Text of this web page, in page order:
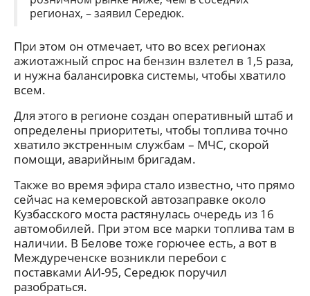
регионах, – заявил Середюк.
При этом он отмечает, что во всех регионах
ажиотажный спрос на бензин взлетел в 1,5 раза,
и нужна балансировка системы, чтобы хватило
всем.
Для этого в регионе создан оперативный штаб и
определены приоритеты, чтобы топлива точно
хватило экстренным службам – МЧС, скорой
помощи, аварийным бригадам.
Также во время эфира стало известно, что прямо
сейчас на кемеровской автозаправке около
Кузбасского моста растянулась очередь из 16
автомобилей. При этом все марки топлива там в
наличии. В Белове тоже горючее есть, а вот в
Междуреченске возникли перебои с
поставками АИ-95, Середюк поручил
разобраться.